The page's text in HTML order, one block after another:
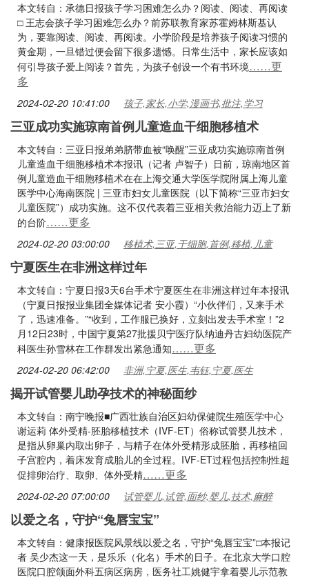
本文转自：承德日报孩子学习困难怎么办？阅读、阅读、再阅读
□ 王志会孩子学习困难怎么办？前苏联教育家苏霍姆林斯基认
为，要靠阅读、阅读、再阅读。小学阶段是培养孩子阅读习惯的
黄金期，一旦错过便会留下很多遗憾。日常生活中，家长应该如
何引导孩子爱上阅读？首先，为孩子创设一个有书环境……更
多
2024-02-20 10:41:00 孩子,家长,小学,漫画书,批注,学习
三亚成功实施琼南首例儿童造血干细胞移植术
本文转自：三亚日报弟弟脐带血被“唤醒”三亚成功实施琼南首例
儿童造血干细胞移植术本报讯（记者 卢智子）日前，琼南地区首
例儿童造血干细胞移植术在在上海交通大学医学院附属上海儿童
医学中心海南医院 | 三亚市妇女儿童医院（以下简称“三亚市妇女
儿童医院”）成功实施。这不仅代表着三亚相关救治能力迈上了新
的台阶……更多
2024-02-20 03:00:00 移植术,三亚,干细胞,首例,移植,儿童
宁夏医生在非洲这样过年
本文转自：宁夏日报3天6台手术宁夏医生在非洲这样过年本报讯
（宁夏日报报业集团全媒体记者 安小霞）“小伙伴们，又来手术
了，迅速准备。”“收到，工作服已换好，立刻出发去手术室！”2
月12日23时，中国宁夏第27批援贝宁医疗队纳迪丹古妇幼医院产
科医生孙雪林在工作群发出紧急通知……更多
2024-02-20 06:42:00 非洲,宁夏,医生,韦钰,宁夏,医生
揭开试管婴儿助孕技术的神秘面纱
本文转自：南宁晚报■广西壮族自治区妇幼保健院生殖医学中心
谢运莉 体外受精-胚胎移植技术（IVF-ET）俗称试管婴儿技术，
是指从卵巢内取出卵子，与精子在体外受精形成胚胎，再移植回
子宫腔内，着床发育成胎儿的全过程。IVF-ET过程包括控制性超
促排卵治疗、取卵、体外受精……更多
2024-02-20 07:00:00 试管婴儿,试管,面纱,婴儿,技术,麻醉
以爱之名，守护“兔唇宝宝”
本文转自：健康报医院风景线以爱之名，守护“兔唇宝宝”□本报记
者 吴少杰这一天，是乐乐（化名）手术的日子。在北京大学口腔
医院口腔颌面外科五病区病房，医务社工姚健宇拿着婴儿示范教